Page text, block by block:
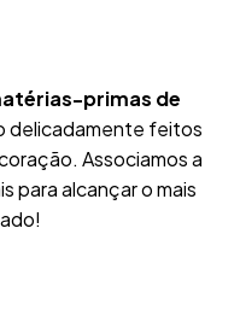
primas de
delicadamente feitos
Associamos a
para alcançar o mais